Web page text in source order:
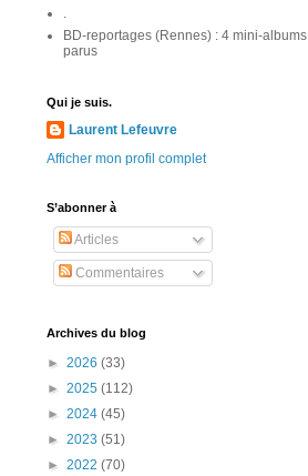
.
BD-reportages (Rennes) : 4 mini-albums
parus
Qui je suis.
Laurent Lefeuvre
Afficher mon profil complet
S’abonner à
Articles
Commentaires
Archives du blog
► 2026 (33)
► 2025 (112)
► 2024 (45)
► 2023 (51)
► 2022 (70)